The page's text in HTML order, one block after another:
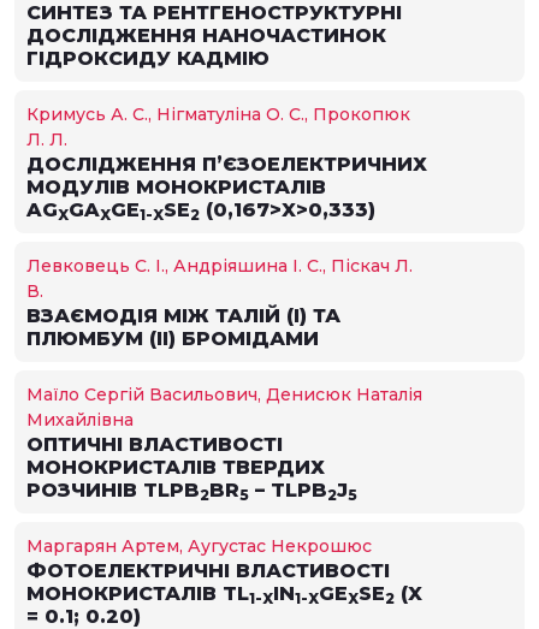
СИНТЕЗ ТА РЕНТГЕНОСТРУКТУРНІ
ДОСЛІДЖЕННЯ НАНОЧАСТИНОК
ГІДРОКСИДУ КАДМІЮ
Кримусь А. С., Нігматуліна О. С., Прокопюк
Л. Л.
ДОСЛІДЖЕННЯ П’ЄЗОЕЛЕКТРИЧНИХ
МОДУЛІВ МОНОКРИСТАЛІВ
AGXGAXGE1-XSE2 (0,167>X>0,333)
Левковець С. І., Андріяшина І. С., Піскач Л.
В.
ВЗАЄМОДІЯ МІЖ ТАЛІЙ (І) ТА
ПЛЮМБУМ (ІІ) БРОМІДАМИ
Маїло Сергій Васильович, Денисюк Наталія
Михайлівна
ОПТИЧНІ ВЛАСТИВОСТІ
МОНОКРИСТАЛІВ ТВЕРДИХ
РОЗЧИНІВ TLPB2BR5 – TLPB2J5
Маргарян Артем, Аугустас Некрошюс
ФОТОЕЛЕКТРИЧНІ ВЛАСТИВОСТІ
МОНОКРИСТАЛІВ TL1-XIN1-XGEXSE2 (X
= 0.1; 0.20)